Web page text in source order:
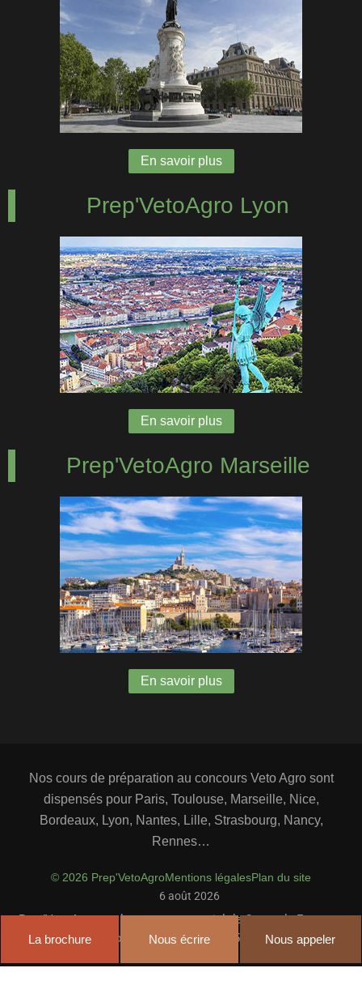
En savoir plus
Prep'VetoAgro Lyon
En savoir plus
Prep'VetoAgro Marseille
En savoir plus
Nos cours de préparation au concours Veto Agro sont
dispensés pour Paris, Toulouse, Marseille, Nice,
Bordeaux, Lyon, Nantes, Lille, Strasbourg, Nancy,
Rennes…
© 2026 Prep'VetoAgroMentions légalesPlan du site
6 août 2026
Prep’VetoAgro est le nom commercial de Cours de France –
Notation : 9,9 sur 10 pour 11537 avis.
La brochure Nous écrire Nous appeler